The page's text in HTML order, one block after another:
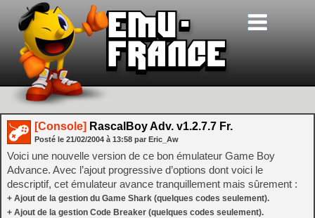
[Console] RascalBoy Adv. v1.2.7.7 Fr.
Posté le 21/02/2004 à 13:58 par Eric_Aw
Voici une nouvelle version de ce bon émulateur Game Boy
Advance. Avec l’ajout progressive d’options dont voici le
descriptif, cet émulateur avance tranquillement mais sûrement :
+ Ajout de la gestion du Game Shark (quelques codes seulement).
+ Ajout de la gestion Code Breaker (quelques codes seulement).